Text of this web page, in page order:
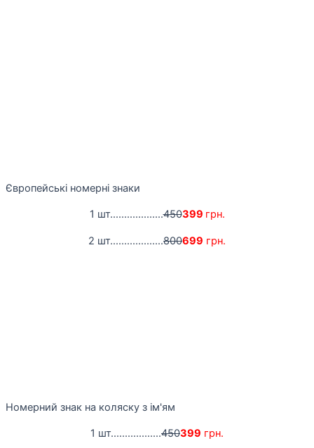
Європейські номерні знаки
1 шт...................450399 грн.
2 шт...................800699 грн.
Номерний знак на коляску з ім'ям
1 шт..................450399 грн.